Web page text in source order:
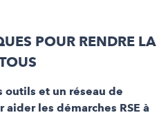
POUR RENDRE LA
outils et un réseau de
les démarches RSE à